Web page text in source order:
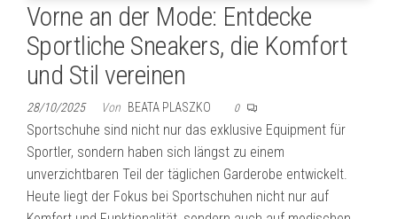
Vorne an der Mode: Entdecke
Sportliche Sneakers, die Komfort
und Stil vereinen
28/10/2025 Von BEATA PLASZKO 0
Sportschuhe sind nicht nur das exklusive Equipment für
Sportler, sondern haben sich längst zu einem
unverzichtbaren Teil der täglichen Garderobe entwickelt.
Heute liegt der Fokus bei Sportschuhen nicht nur auf